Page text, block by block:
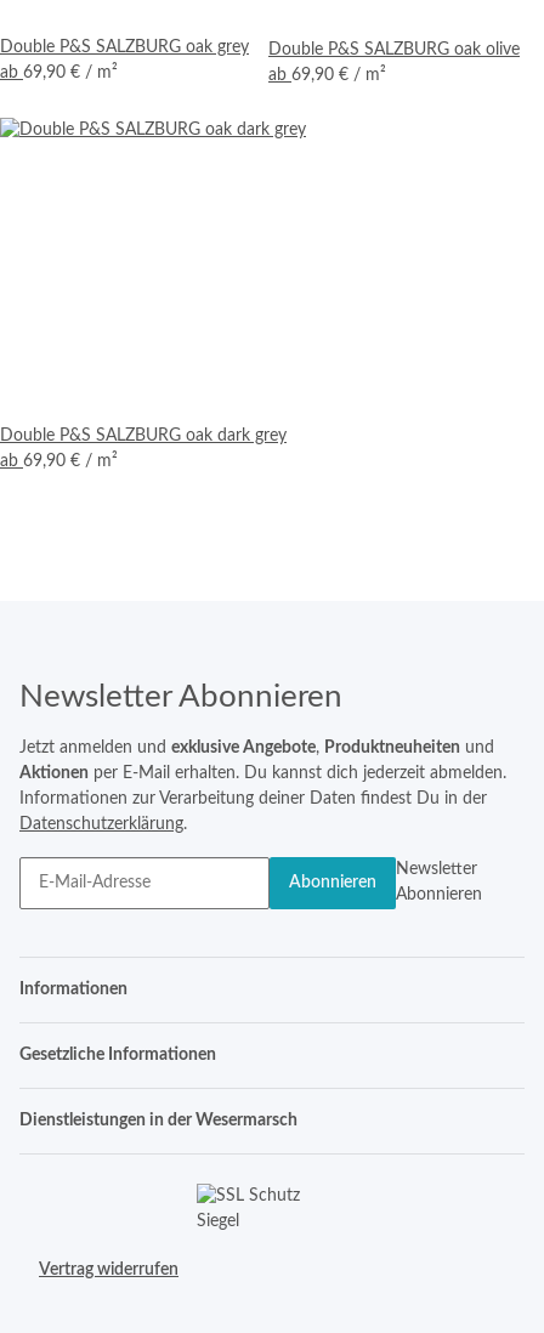
Double P&S SALZBURG oak grey
ab 69,90 € / m²
Double P&S SALZBURG oak olive
ab 69,90 € / m²
Double P&S SALZBURG oak dark grey
ab 69,90 € / m²
Newsletter Abonnieren
Jetzt anmelden und exklusive Angebote, Produktneuheiten und
Aktionen per E-Mail erhalten. Du kannst dich jederzeit abmelden.
Informationen zur Verarbeitung deiner Daten findest Du in der
Datenschutzerklärung.
Abonnieren
Newsletter
Abonnieren
Informationen
Gesetzliche Informationen
Dienstleistungen in der Wesermarsch
Vertrag widerrufen